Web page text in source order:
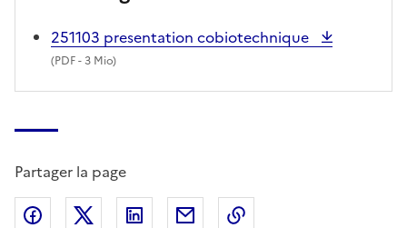
251103 presentation cobiotechnique
(PDF- 3 Mio)
Partager la page
Partager sur Facebook
Partager sur X (anciennement Twitter)
Partager sur LinkedIn
Partager par email